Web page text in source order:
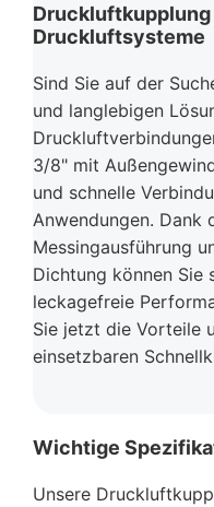
Druckluftkupplung
Druckluftsysteme
Sind Sie auf der
und langlebigen
3/8" mit
und schnelle
Anwendungen. Dank
Messingausführung
Dichtung können Sie
leckagefreie
Sie jetzt die Vorteile
einsetzbaren
Wichtige
Unsere